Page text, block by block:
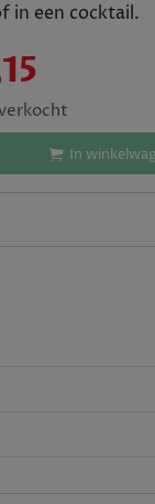
in een cocktail.
In